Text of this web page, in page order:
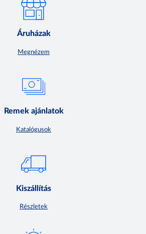
Áruházak
Megnézem
Remek ajánlatok
Katalógusok
Kiszállítás
Részletek